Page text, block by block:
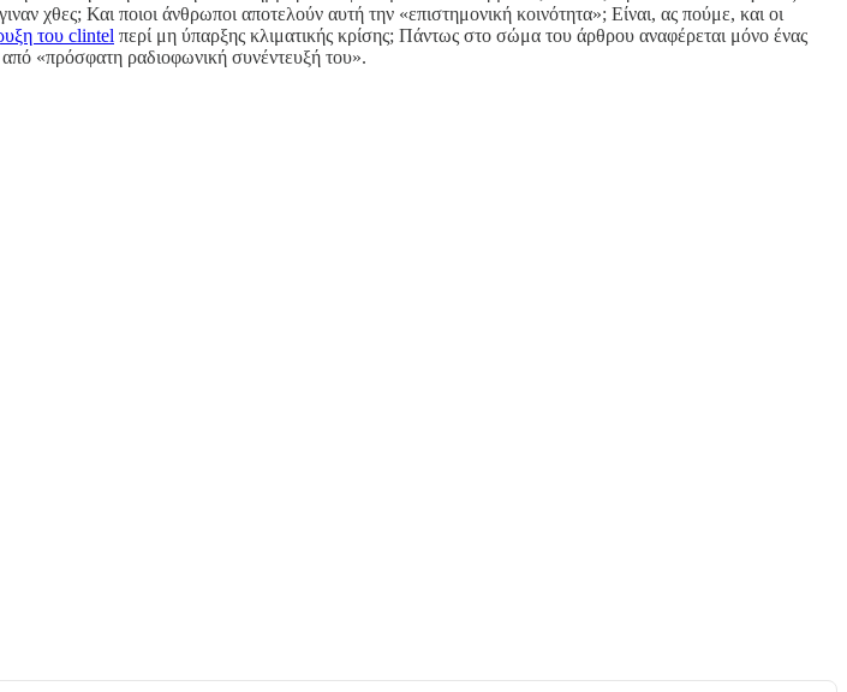
χθες; Και ποιοι άνθρωποι αποτελούν αυτή την «επιστημονική κοινότητα»; Είναι, ας πούμε, και οι
του clintel περί μη ύπαρξης κλιματικής κρίσης; Πάντως στο σώμα του άρθρου αναφέρεται μόνο ένας
από «πρόσφατη ραδιοφωνική συνέντευξή του».